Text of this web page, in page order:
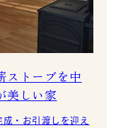
トーブを中
美しい家
・お引渡しを迎え